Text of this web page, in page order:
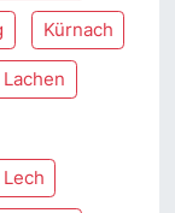
Kürnach
Lachen